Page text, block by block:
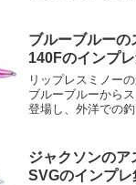
ており、新たな釣
存在を目指してい
ブルーブルーの
140Fのインプレ
リップレスミノー
ブルーブルーから
登場し、外洋での
は、汎用性が高く
ないアイテムです。
ジャクソンのア
SVGのインプレ